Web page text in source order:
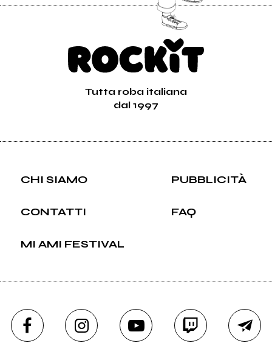
Tutta roba italiana
dal 1997
CHI SIAMO PUBBLICITÀ
CONTATTI FAQ
MI AMI FESTIVAL